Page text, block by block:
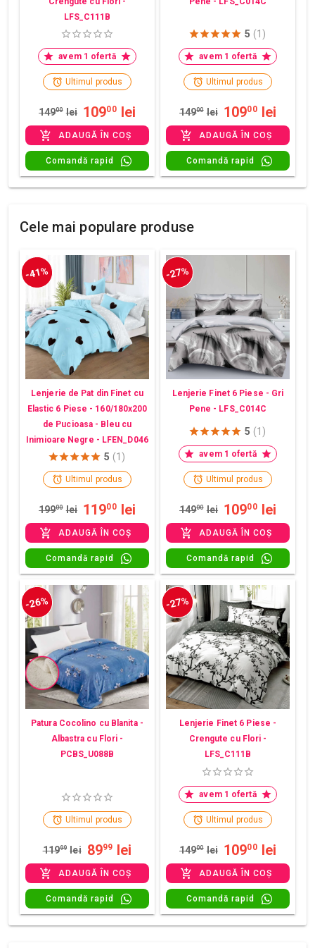
LFS_C111B
avem 1 ofertă
Ultimul produs
14900 lei 10900 lei
ADAUGĂ ÎN COȘ
Comandă rapid
5 (1)
avem 1 ofertă
Ultimul produs
14900 lei 10900 lei
ADAUGĂ ÎN COȘ
Comandă rapid
Cele mai populare produse
-41%
Lenjerie de Pat din Finet cu
Elastic 6 Piese - 160/180x200
de Pucioasa - Bleu cu
Inimioare Negre - LFEN_D046
5 (1)
Ultimul produs
19900 lei 11900 lei
ADAUGĂ ÎN COȘ
Comandă rapid
-27%
Lenjerie Finet 6 Piese - Gri
Pene - LFS_C014C
5 (1)
avem 1 ofertă
Ultimul produs
14900 lei 10900 lei
ADAUGĂ ÎN COȘ
Comandă rapid
-26%
Patura Cocolino cu Blanita -
Albastra cu Flori -
PCBS_U088B
Ultimul produs
11999 lei 8999 lei
ADAUGĂ ÎN COȘ
Comandă rapid
-27%
Lenjerie Finet 6 Piese -
Crengute cu Flori -
LFS_C111B
avem 1 ofertă
Ultimul produs
14900 lei 10900 lei
ADAUGĂ ÎN COȘ
Comandă rapid